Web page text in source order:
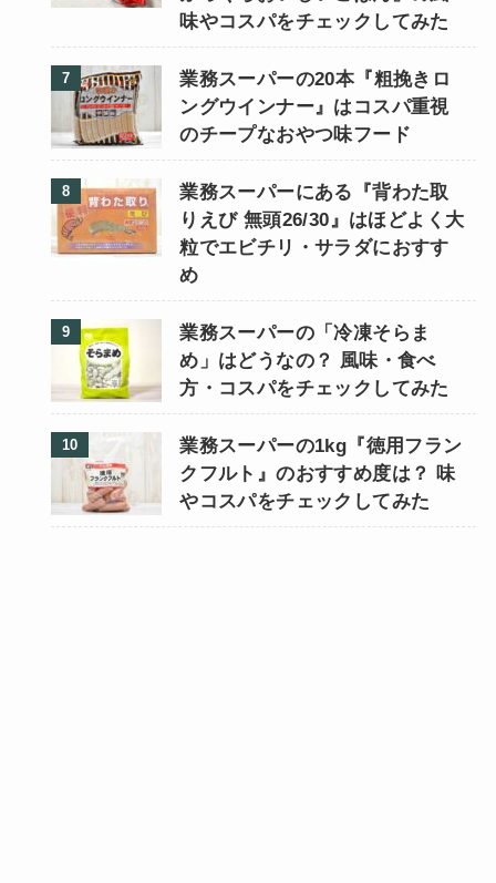
味やコスパをチェックしてみた
業務スーパーの20本『粗挽きロ
ングウインナー』はコスパ重視
のチープなおやつ味フード
業務スーパーにある『背わた取
りえび 無頭26/30』はほどよく大
粒でエビチリ・サラダにおすす
め
業務スーパーの「冷凍そらま
め」はどうなの？ 風味・食べ
方・コスパをチェックしてみた
業務スーパーの1kg『徳用フラン
クフルト』のおすすめ度は？ 味
やコスパをチェックしてみた